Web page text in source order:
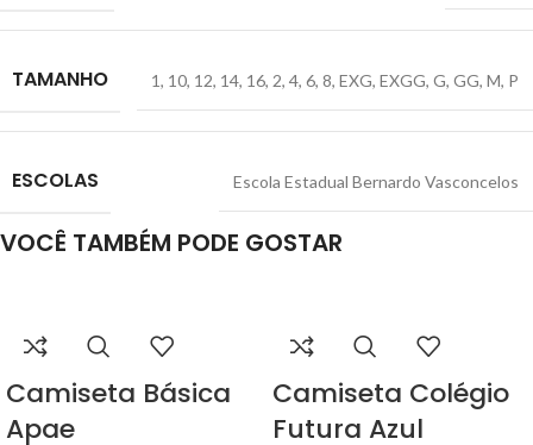
TAMANHO 1, 10, 12, 14, 16, 2, 4, 6, 8, EXG, EXGG, G, GG, M, P
ESCOLAS Escola Estadual Bernardo Vasconcelos
VOCÊ TAMBÉM PODE GOSTAR
Camiseta Básica
Apae
Camiseta Colégio
Futura Azul